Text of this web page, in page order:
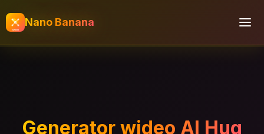
Nano Banana
Generator wideo AI Hug